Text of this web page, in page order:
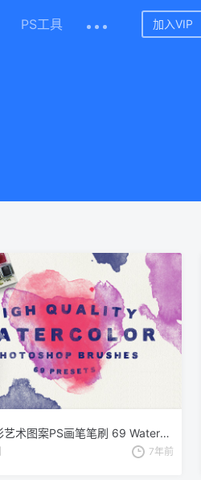
PS工具 加入VIP
69款水彩艺术图案PS画笔笔刷 69 Watercolor Brushes for Photoshop
7年前